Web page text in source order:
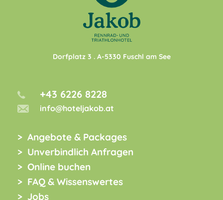
Dorfplatz 3 . A-5330 Fuschl am See
+43 6226 8228
info@hoteljakob.at
Angebote & Packages
Unverbindlich Anfragen
Online buchen
FAQ & Wissenswertes
Jobs